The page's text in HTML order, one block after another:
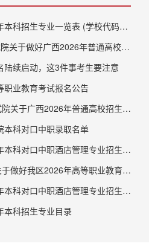
本科招生专业一览表 (学校代码：
关于做好广西2026年普通高校招
知续启动，这3件事考生要注意
职业教育考试报名公告
关于广西2026年普通高校招生艺
公告
本科对口中职录取名单
本科对口中职酒店管理专业招生考
做好我区2026年高等职业教育考
本科对口中职酒店管理专业招生考
本科招生专业目录